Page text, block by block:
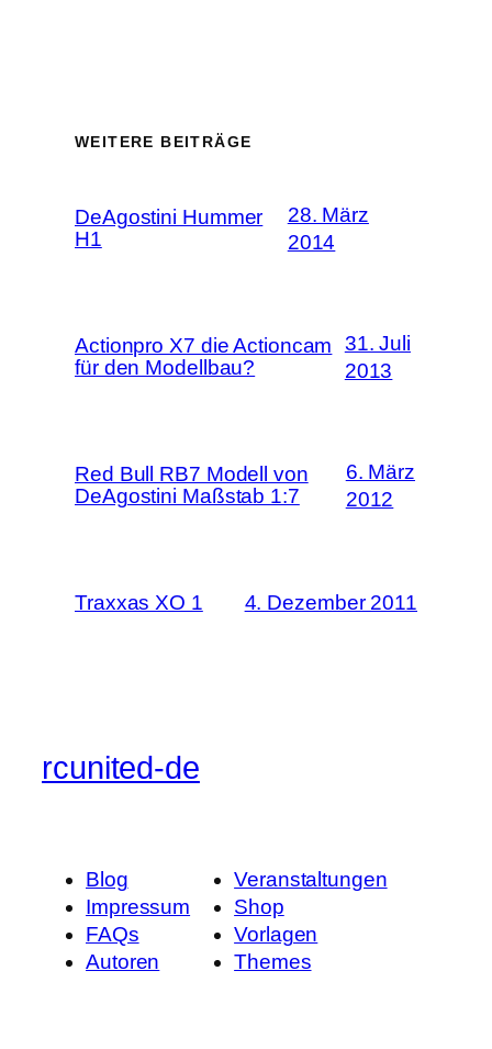
WEITERE BEITRÄGE
DeAgostini Hummer
H1
28. März
2014
Actionpro X7 die Actioncam
für den Modellbau?
31. Juli
2013
Red Bull RB7 Modell von
DeAgostini Maßstab 1:7
6. März
2012
Traxxas XO 1 4. Dezember 2011
rcunited-de
Blog
Impressum
FAQs
Autoren
Veranstaltungen
Shop
Vorlagen
Themes